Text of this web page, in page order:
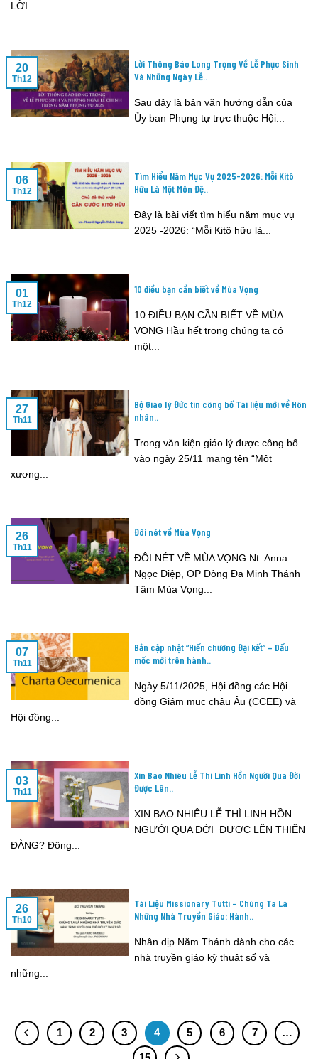
LỜI...
Lời Thông Báo Long Trọng Về Lễ Phục Sinh
Và Những Ngày Lễ..
Sau đây là bản văn hướng dẫn của
Ủy ban Phụng tự trực thuộc Hội...
20
Th12
Tìm Hiểu Năm Mục Vụ 2025-2026: Mỗi Kitô
Hữu Là Một Môn Đệ..
Đây là bài viết tìm hiểu năm mục vụ
2025 -2026: “Mỗi Kitô hữu là...
06
Th12
10 điều bạn cần biết về Mùa Vọng
10 ĐIỀU BẠN CẦN BIẾT VỀ MÙA
VỌNG Hầu hết trong chúng ta có
một...
01
Th12
Bộ Giáo lý Đức tin công bố Tài liệu mới về Hôn
nhân..
Trong văn kiện giáo lý được công bố
vào ngày 25/11 mang tên “Một
xương...
27
Th11
Đôi nét về Mùa Vọng
ĐÔI NÉT VỀ MÙA VỌNG Nt. Anna
Ngọc Diệp, OP Dòng Đa Minh Thánh
Tâm Mùa Vọng...
26
Th11
Bản cập nhật “Hiến chương Đại kết” – Dấu
mốc mới trên hành..
Ngày 5/11/2025, Hội đồng các Hội
đồng Giám mục châu Âu (CCEE) và
Hội đồng...
07
Th11
Xin Bao Nhiêu Lễ Thì Linh Hồn Người Qua Đời
Được Lên..
XIN BAO NHIÊU LỄ THÌ LINH HỒN
NGƯỜI QUA ĐỜI ĐƯỢC LÊN THIÊN
ĐÀNG? Đông...
03
Th11
Tài Liệu Missionary Tutti – Chúng Ta Là
Những Nhà Truyền Giáo: Hành..
Nhân dịp Năm Thánh dành cho các
nhà truyền giáo kỹ thuật số và
những...
26
Th10
1 2 3 4 5 6 7 …